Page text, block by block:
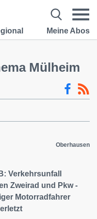
Meine Abos
Mülheim
Oberhausen
Verkehrsunfall
Zweirad und Pkw -
Motorradfahrer